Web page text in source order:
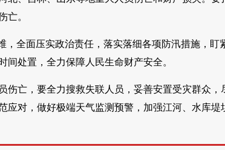
亡。
，全面压实政治责任，落实落细各项防汛措施，盯
处置，全力保障人民生命财产安全。
伤亡，要全力搜救失联人员，妥善安置受灾群众，
应对，做好极端天气监测预警，加强江河、水库堤